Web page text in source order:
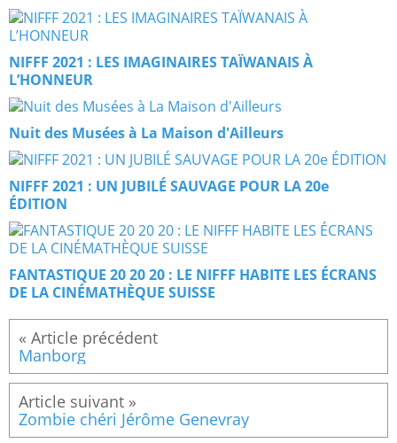
NIFFF 2021 : LES IMAGINAIRES TAÏWANAIS À
L’HONNEUR
Nuit des Musées à La Maison d'Ailleurs
NIFFF 2021 : UN JUBILÉ SAUVAGE POUR LA 20e
ÉDITION
FANTASTIQUE 20 20 20 : LE NIFFF HABITE LES ÉCRANS
DE LA CINÉMATHÈQUE SUISSE
Manborg
Zombie chéri Jérôme Genevray